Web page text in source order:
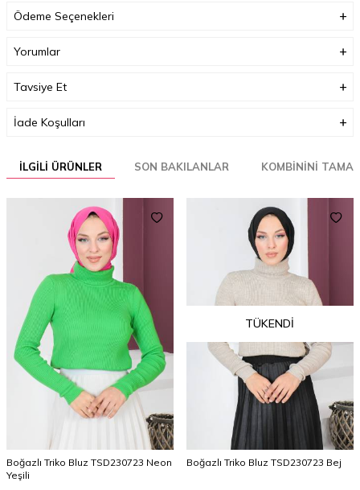
Ödeme Seçenekleri
Yorumlar
Tavsiye Et
İade Koşulları
İLGILI ÜRÜNLER SON BAKILANLAR KOMBININI
Boğazlı Triko Bluz TSD230723 Neon
Yeşili
TÜKENDI
Boğazlı Triko Bluz TSD230723 Bej